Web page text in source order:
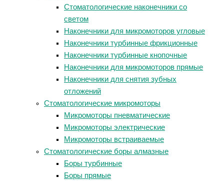
Стоматологические наконечники со
светом
Наконечники для микромоторов угловые
Наконечники турбинные фрикционные
Наконечники турбинные кнопочные
Наконечники для микромоторов прямые
Наконечники для снятия зубных
отложений
Стоматологические микромоторы
Микромоторы пневматические
Микромоторы электрические
Микромоторы встраиваемые
Стоматологические боры алмазные
Боры турбинные
Боры прямые